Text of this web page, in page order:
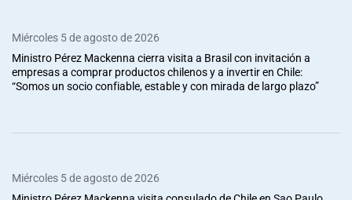
Miércoles 5 de agosto de 2026
Ministro Pérez Mackenna cierra visita a Brasil con invitación a
empresas a comprar productos chilenos y a invertir en Chile:
“Somos un socio confiable, estable y con mirada de largo plazo”
Miércoles 5 de agosto de 2026